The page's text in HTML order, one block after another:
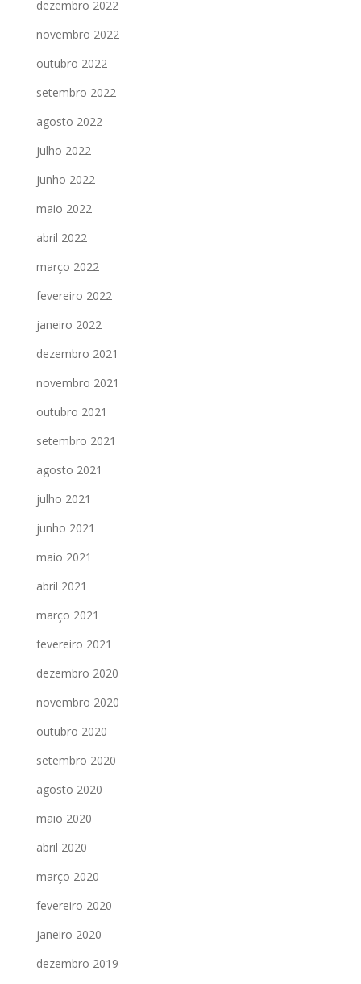
dezembro 2022
novembro 2022
outubro 2022
setembro 2022
agosto 2022
julho 2022
junho 2022
maio 2022
abril 2022
março 2022
fevereiro 2022
janeiro 2022
dezembro 2021
novembro 2021
outubro 2021
setembro 2021
agosto 2021
julho 2021
junho 2021
maio 2021
abril 2021
março 2021
fevereiro 2021
dezembro 2020
novembro 2020
outubro 2020
setembro 2020
agosto 2020
maio 2020
abril 2020
março 2020
fevereiro 2020
janeiro 2020
dezembro 2019